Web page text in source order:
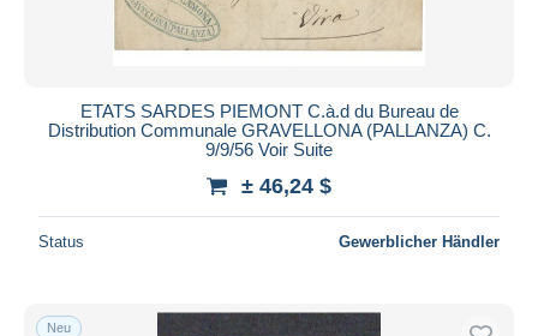
ETATS SARDES PIEMONT C.à.d du Bureau de
Distribution Communale GRAVELLONA (PALLANZA) C.
9/9/56 Voir Suite
± 46,24 $
Status Gewerblicher Händler
Neu